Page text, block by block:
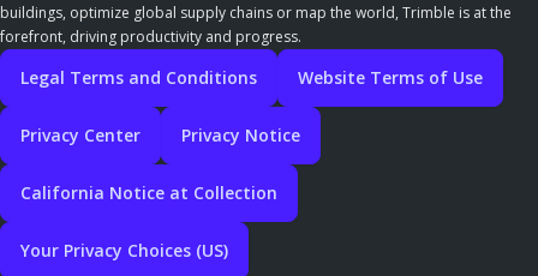
buildings, optimize global supply chains or map the world, Trimble is at the
forefront, driving productivity and progress.
Legal Terms and Conditions Website Terms of Use
Privacy Center Privacy Notice
California Notice at Collection
Your Privacy Choices (US)